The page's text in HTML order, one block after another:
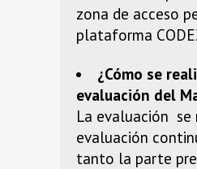
zona de acceso
plataforma
¿Cómo se
evaluación del
La evaluación se
evaluación
tanto la parte